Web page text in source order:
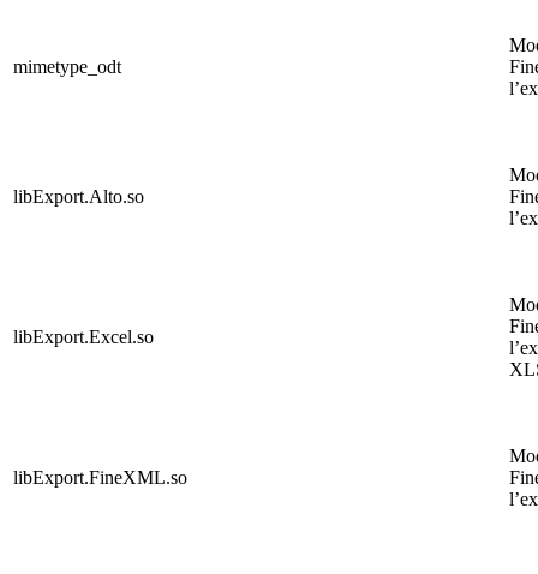
mimetype_odt
libExport.Alto.so
libExport.Excel.so
libExport.FineXML.so